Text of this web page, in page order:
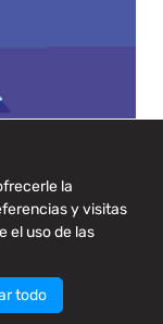
se han
sólo para la
la
y visitas
el uso de las
todo